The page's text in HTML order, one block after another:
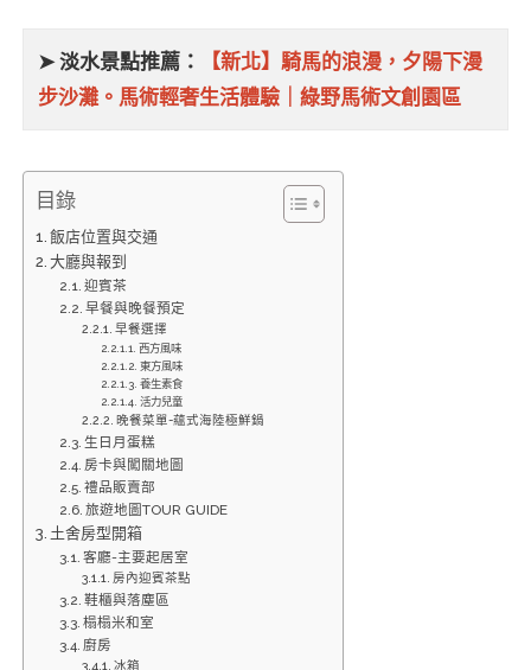
➤ 淡水景點推薦：
【新北】騎馬的浪漫，夕陽下漫
步沙灘。馬術輕奢生活體驗｜綠野馬術文創園區
目錄
飯店位置與交通
大廳與報到
迎賓茶
早餐與晚餐預定
早餐選擇
西方風味
東方風味
養生素食
活力兒童
晚餐菜單-蘊式海陸極鮮鍋
生日月蛋糕
房卡與闖關地圖
禮品販賣部
旅遊地圖TOUR GUIDE
土舍房型開箱
客廳-主要起居室
房內迎賓茶點
鞋櫃與落塵區
榻榻米和室
廚房
冰箱